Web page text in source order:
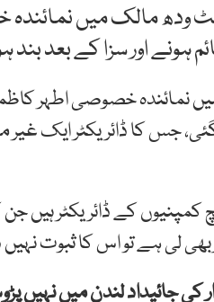
ودھ مالک میں
اور سزا کے بعد بند
کمپنیوں کے ڈائریکٹر ہیں
لی ہے تو اس کا ثبوت نہیں
کی جائیداد لندن میں نہیں